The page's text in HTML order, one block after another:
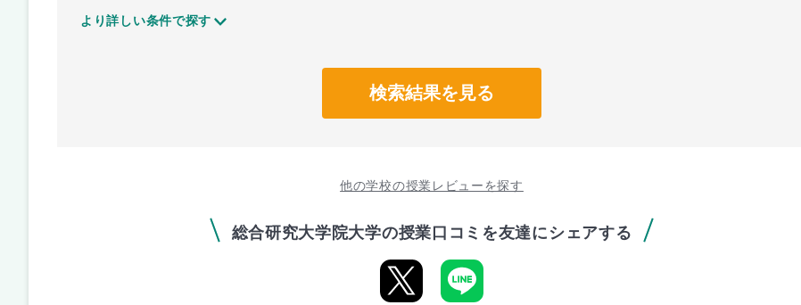
より詳しい条件で探す
検索結果を見る
他の学校の授業レビューを探す
総合研究大学院大学の授業口コミを友達にシェアする